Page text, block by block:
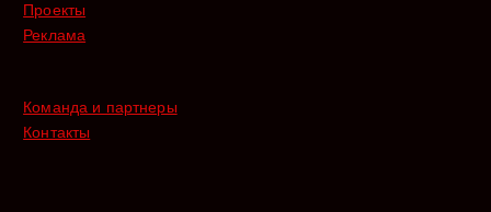
Проекты
Реклама
Команда и партнеры
Контакты